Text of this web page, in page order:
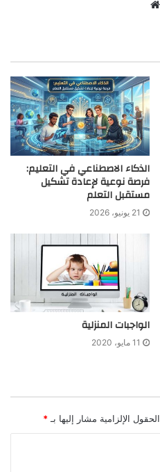
الذكاء الاصطناعي في التعليم:
فرصة نوعية لإعادة تشكيل
مستقبل التعلم
21 يونيو، 2026
الواجبات المنزلية
11 مايو، 2020
الحقول الإلزامية مشار إليها بـ *